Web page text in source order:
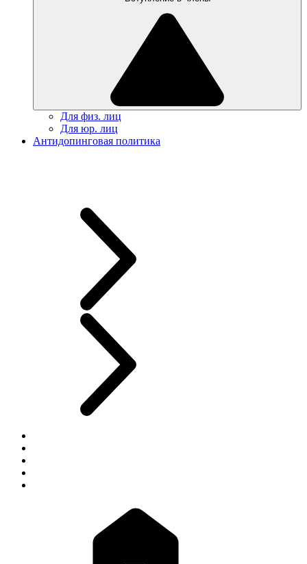
Для физ. лиц
Для юр. лиц
Антидопинговая политика